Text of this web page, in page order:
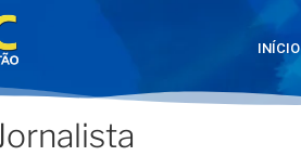
INÍCIO